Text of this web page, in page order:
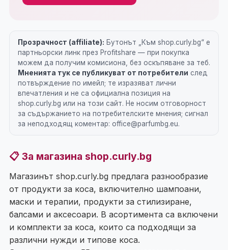
Прозрачност (affiliate): Бутонът „Към shop.curly.bg“ е
партньорски линк през Profitshare — при покупка
можем да получим комисиона, без оскъпяване за теб.
Мненията тук се публикуват от потребители след
потвърждение по имейл; те изразяват лични
впечатления и не са официална позиция на
shop.curly.bg или на този сайт. Не носим отговорност
за съдържанието на потребителските мнения; сигнал
за неподходящ коментар: office@parfumbg.eu.
📋 За магазина shop.curly.bg
Магазинът shop.curly.bg предлага разнообразие
от продукти за коса, включително шампоани,
маски и терапии, продукти за стилизиране,
балсами и аксесоари. В асортимента са включени
и комплекти за коса, които са подходящи за
различни нужди и типове коса.